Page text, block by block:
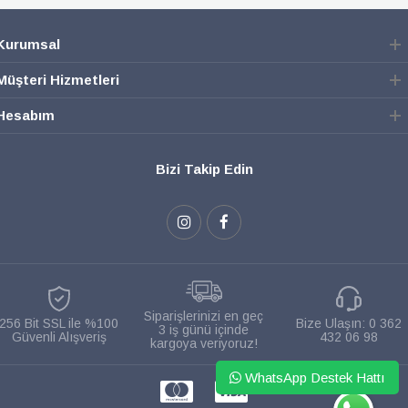
Hizmetleri
Bizi Takip Edin
256 Bit SSL ile %100
Güvenli Alışveriş
Siparişlerinizi en geç
3 iş günü içinde
kargoya veriyoruz!
Bize Ulaşın: 0 362
432 06 98
WHATSAPP
WhatsApp Destek Hattı